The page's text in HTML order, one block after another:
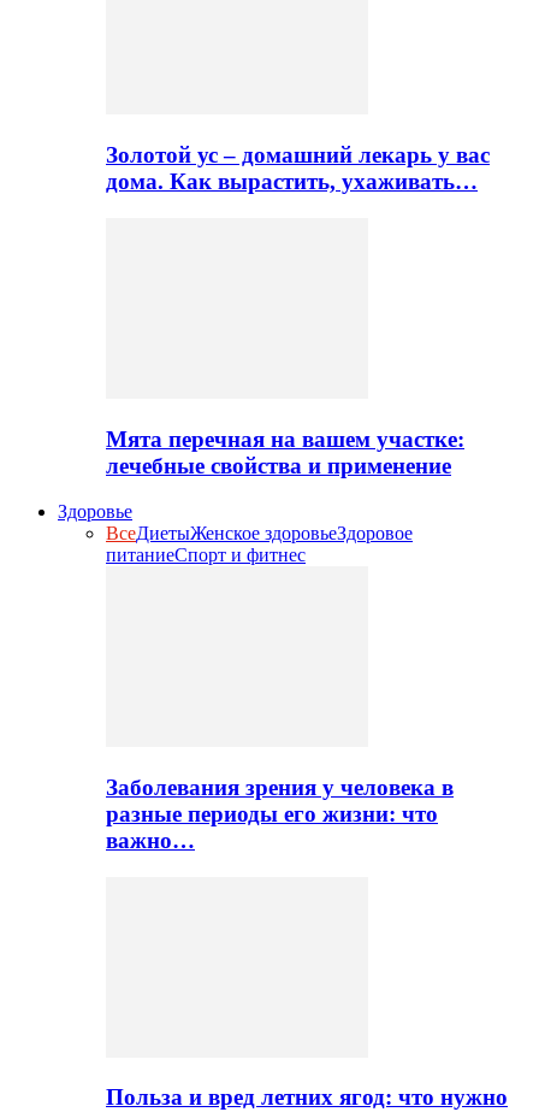
Золотой ус – домашний лекарь у вас
дома. Как вырастить, ухаживать…
Мята перечная на вашем участке:
лечебные свойства и применение
Здоровье
ВсеДиетыЖенское здоровьеЗдоровое
питаниеСпорт и фитнес
Заболевания зрения у человека в
разные периоды его жизни: что
важно…
Польза и вред летних ягод: что нужно